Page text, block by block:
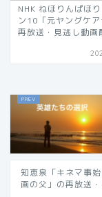
NHK ねほりんぱほ
ン10「元ヤングケ
再放送・見逃し動画
知恵泉「キネマ事
画の父」の再放送